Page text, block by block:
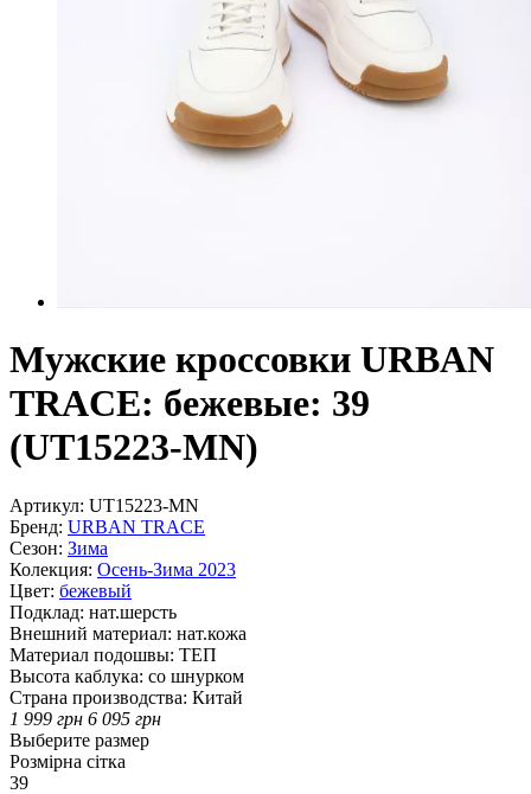
Мужские кроссовки URBAN
TRACE: бежевые: 39
(UT15223-MN)
Артикул: UT15223-MN
Бренд: URBAN TRACE
Сезон: Зима
Колекция: Осень-Зима 2023
Цвет: бежевый
Подклад: нат.шерсть
Внешний материал: нат.кожа
Материал подошвы: ТЕП
Высота каблука: сo шнурком
Страна производства: Китай
1 999 грн 6 095 грн
Выберите размер
Розмірна сітка
39